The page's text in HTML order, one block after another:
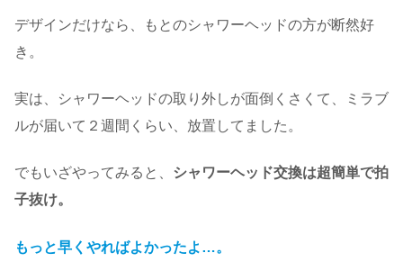
デザインだけなら、もとのシャワーヘッドの方が断然好
き。
実は、シャワーヘッドの取り外しが面倒くさくて、ミラブ
ルが届いて２週間くらい、放置してました。
でもいざやってみると、
シャワーヘッド交換は超簡単で拍
子抜け。
もっと早くやればよかったよ…。